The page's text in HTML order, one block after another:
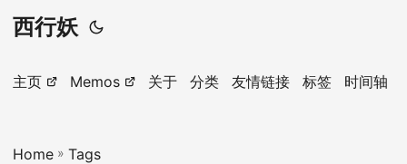
西行妖
主页 Memos 关于 分类 友情链接 标签 时间轴
Home » Tags